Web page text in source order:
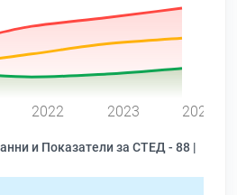
2022 2023 2024
и Показатели за СТЕД - 88 |